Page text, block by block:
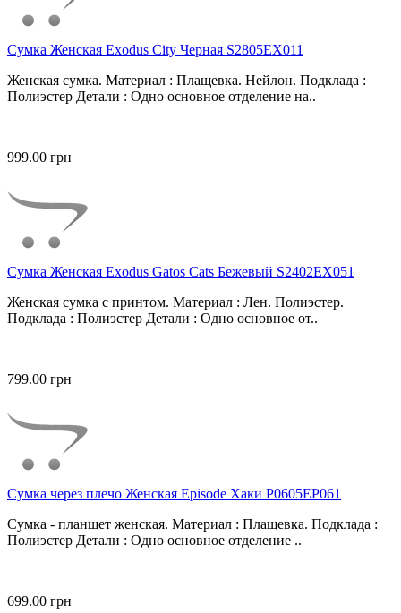
Сумка Женская Exodus City Черная S2805EX011
Женская сумка. Материал : Плащевка. Нейлон. Подклада :
Полиэстер Детали : Одно основное отделение на..
999.00 грн
Сумка Женская Exodus Gatos Cats Бежевый S2402EX051
Женская сумка с принтом. Материал : Лен. Полиэстер.
Подклада : Полиэстер Детали : Одно основное от..
799.00 грн
Сумка через плечо Женская Episode Хаки P0605EP061
Сумка - планшет женская. Материал : Плащевка. Подклада :
Полиэстер Детали : Одно основное отделение ..
699.00 грн